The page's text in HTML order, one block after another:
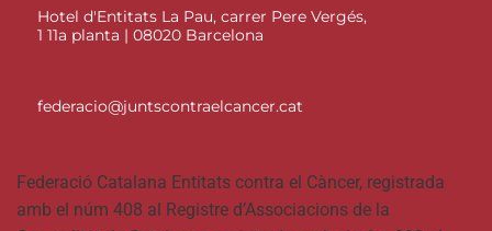
Hotel d'Entitats La Pau, carrer Pere Vergés,
1 11a planta | 08020 Barcelona
federacio@juntscontraelcancer.cat
Federació Catalana Entitats contra el Càncer, registrada
amb el núm 408 al Registre d’Associacions de la